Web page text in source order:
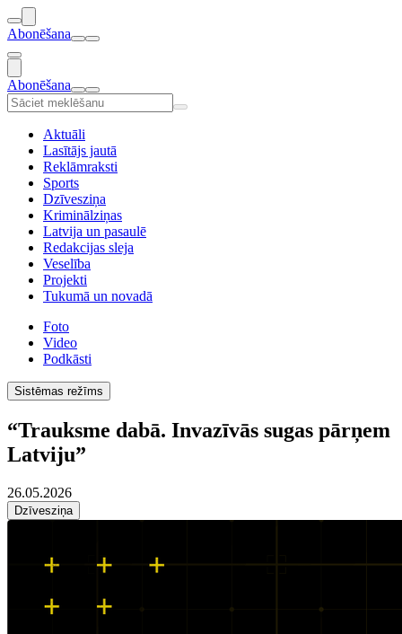
Abonēšana
Abonēšana
Aktuāli
Lasītājs jautā
Reklāmraksti
Sports
Dzīvesziņa
Kriminālziņas
Latvija un pasaulē
Redakcijas sleja
Veselība
Projekti
Tukumā un novadā
Foto
Video
Podkāsti
Sistēmas režīms
“Trauksme dabā. Invazīvās sugas pārņem
Latviju”
26.05.2026
Dzīvesziņa